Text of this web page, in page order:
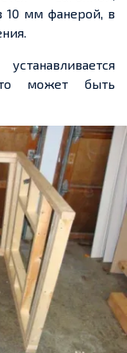
10 ммфанерой, в
может быть